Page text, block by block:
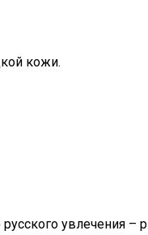
кожи.
увлечения –